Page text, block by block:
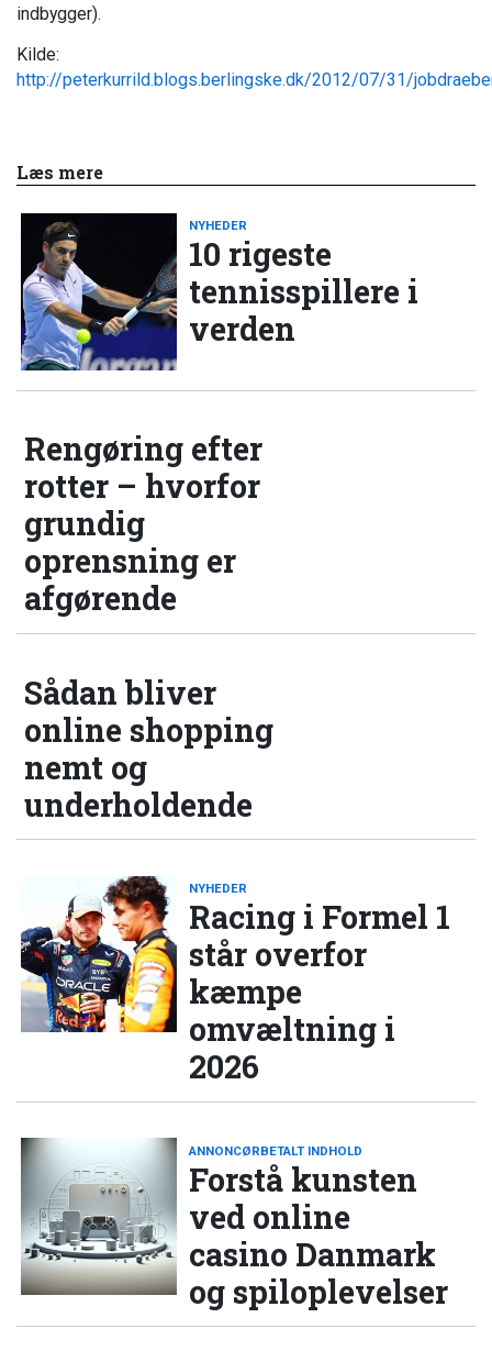
indbygger).
Kilde:
http://peterkurrild.blogs.berlingske.dk/2012/07/31/
Læs mere
NYHEDER
10 rigeste
tennisspillere i
verden
Rengøring efter
rotter – hvorfor
grundig
oprensning er
afgørende
Sådan bliver
online shopping
nemt og
underholdende
NYHEDER
Racing i Formel 1
står overfor
kæmpe
omvæltning i
2026
ANNONCØRBETALT INDHOLD
Forstå kunsten
ved online
casino Danmark
og spiloplevelser